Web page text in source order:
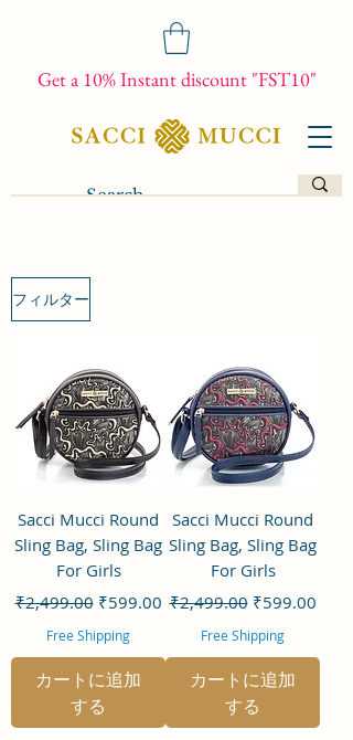
Get a 10% Instant discount "FST10"
フィルター
Sacci Mucci Round
Sling Bag, Sling Bag
For Girls
通常価格
₹2,499.00 セール価格
₹599.00
Free Shipping
カートに追加
する
Sacci Mucci Round
Sling Bag, Sling Bag
For Girls
通常価格
₹2,499.00 セール価格
₹599.00
Free Shipping
カートに追加
する